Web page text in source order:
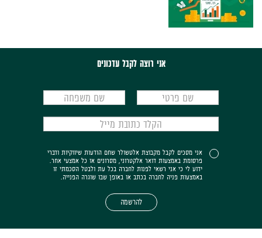
אני רוצה לקבל עדכונים
אני מסכים לקבל מקבוצת אלטשולר שחם הודעות שיווקיות ודברי
פרסומת באמצעות דואר אלקטרוני, מסרונים או כל אמצעי אחר.
ידוע לי כי אני רשאי לפנות לחברה בכל עת ולבטל הסכמתי זו
באמצעות פניה לחברה בכתב או באופן שבו שוגרה הפנייה.
להרשמה